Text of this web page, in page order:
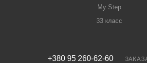
My Step
33 класс
+380 95 260-62-60